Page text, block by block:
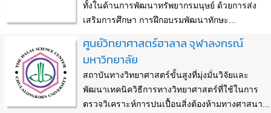
ทั้งในด้านการพัฒนาทรัพยากรมนุษย์ ด้วยการส่ง
เสริมการศึกษา การฝึกอบรมพัฒนาทักษะ...
ศูนย์วิทยาศาสตร์ฮาลาล จุฬาลงกรณ์
มหาวิทยาลัย
สถาบันทางวิทยาศาสตร์ขั้นสูงที่มุ่งมั่นวิจัยและ
พัฒนาเทคนิควิธีการทางวิทยาศาสตร์ที่ใช้ในการ
ตรวจวิเคราะห์การปนเปื้อนสิ่งต้องห้ามทางศาสนา...